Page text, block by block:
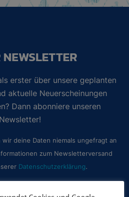
erster über unsere geplanten
aktuelle Neuerscheinungen
Dann abonniere unseren
Newsletter!
deine Daten niemals ungefragt an
zum Newsletterversand
Datenschutzerklärung.